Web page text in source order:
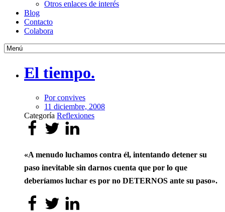
Otros enlaces de interés
Blog
Contacto
Colabora
El tiempo.
Porconvives
11 diciembre, 2008
Categoría Reflexiones
«A menudo luchamos contra él, intentando detener su
paso inevitable sin darnos cuenta que por lo que
deberíamos luchar es por no DETERNOS ante su paso».